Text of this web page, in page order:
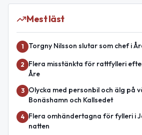
Mest läst
1 Torgny Nilsson slutar som chef i
2
Flera misstänkta för rattfylleri
Åre
3
Olycka med personbil och älg på
Bonäshamn och Kallsedet
4
Flera omhändertagna för fylleri i
natten